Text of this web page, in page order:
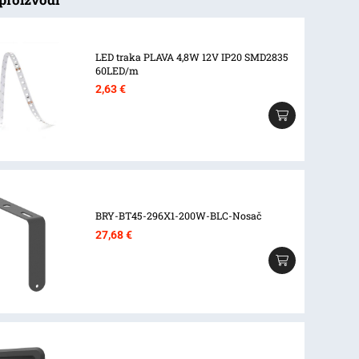
LED traka PLAVA 4,8W 12V IP20 SMD2835
60LED/m
2,63€
BRY-BT45-296X1-200W-BLC-Nosač
27,68€